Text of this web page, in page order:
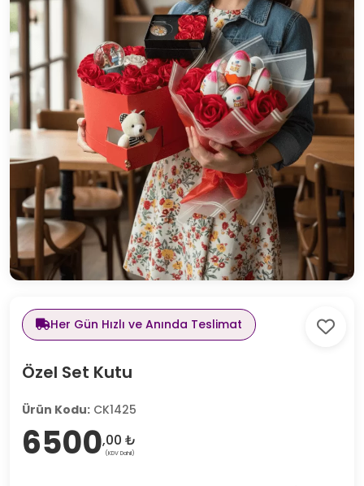
Her Gün Hızlı ve Anında Teslimat
Özel Set Kutu
Ürün Kodu: CK1425
6500,00 ₺
(KDV Dahil)